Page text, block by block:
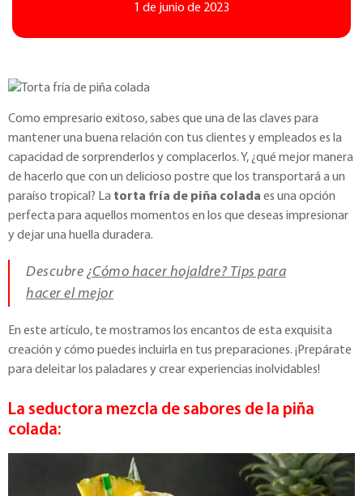
1 de junio de 2023
Como empresario exitoso, sabes que una de las claves para
mantener una buena relación con tus clientes y empleados es la
capacidad de sorprenderlos y complacerlos. Y, ¿qué mejor manera
de hacerlo que con un delicioso postre que los transportará a un
paraíso tropical? La torta fría de piña colada es una opción
perfecta para aquellos momentos en los que deseas impresionar
y dejar una huella duradera.
Descubre ¿Cómo hacer hojaldre? Tips para
hacer el mejor
En este artículo, te mostramos los encantos de esta exquisita
creación y cómo puedes incluirla en tus preparaciones. ¡Prepárate
para deleitar los paladares y crear experiencias inolvidables!
La seductora mezcla de sabores de la piña
colada: